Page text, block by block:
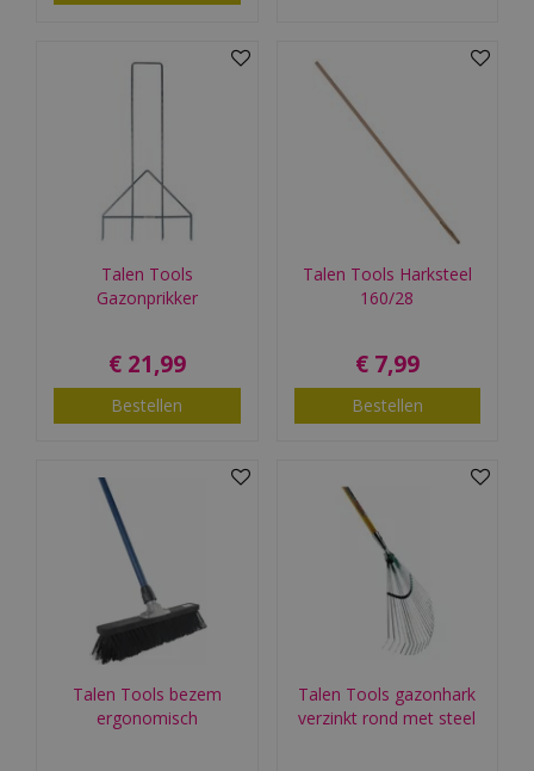
Talen Tools
Gazonprikker
€ 21,99
Bestellen
Talen Tools Harksteel
160/28
€ 7,99
Bestellen
Talen Tools bezem
ergonomisch
Talen Tools gazonhark
verzinkt rond met steel